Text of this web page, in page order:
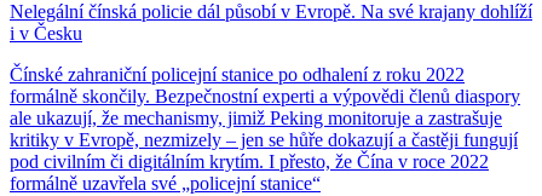
Nelegální čínská policie dál působí v Evropě. Na své krajany dohlíží
i v Česku
Čínské zahraniční policejní stanice po odhalení z roku 2022
formálně skončily. Bezpečnostní experti a výpovědi členů diaspory
ale ukazují, že mechanismy, jimiž Peking monitoruje a zastrašuje
kritiky v Evropě, nezmizely – jen se hůře dokazují a častěji fungují
pod civilním či digitálním krytím. I přesto, že Čína v roce 2022
formálně uzavřela své „policejní stanice“